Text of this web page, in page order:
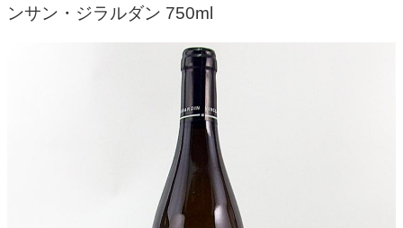
ンサン・ジラルダン 750ml